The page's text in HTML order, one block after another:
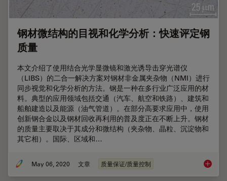
钢材微结构的目视和化学分析：快速评定钢
质量
本文介绍了使用结合光学显微镜和激光诱导击穿光谱仪
（LIBS）的二合一解决方案对钢材非金属夹杂物（NMI）进行
同步视觉和化学分析的方法。钢是一种在多行业广泛应用的材
料。典型的应用领域包括交通（汽车、航空和铁路）、建筑和
船舶建造以及能源（油气管道）。在部分高要求应用中，使用
创新钢合金以及钢材回收再利用的普及度正在不断上升。钢材
的质量主要取决于其成分和微结构（夹杂物、晶粒、沉淀物和
其它相）。国际、区域和…
May 06, 2020 文章 质量保证/质量控制 钢材微